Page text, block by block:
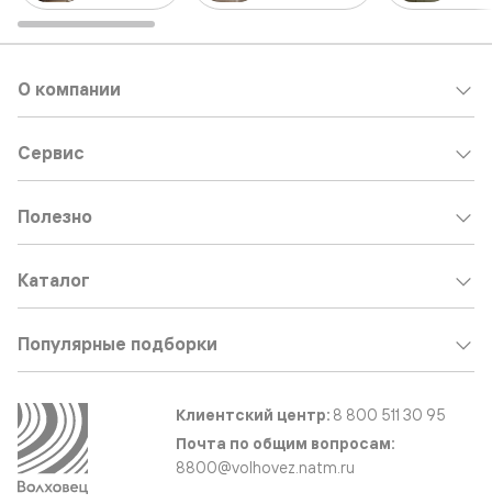
О компании
Сервис
Полезно
Каталог
Популярные подборки
Клиентский центр: 8 800 511 30 95
Почта по общим вопросам:
8800@volhovez.natm.ru